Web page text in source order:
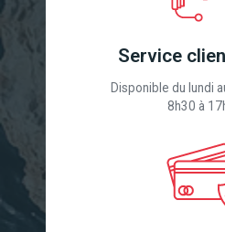
Service
Disponible du lundi
8h30 à